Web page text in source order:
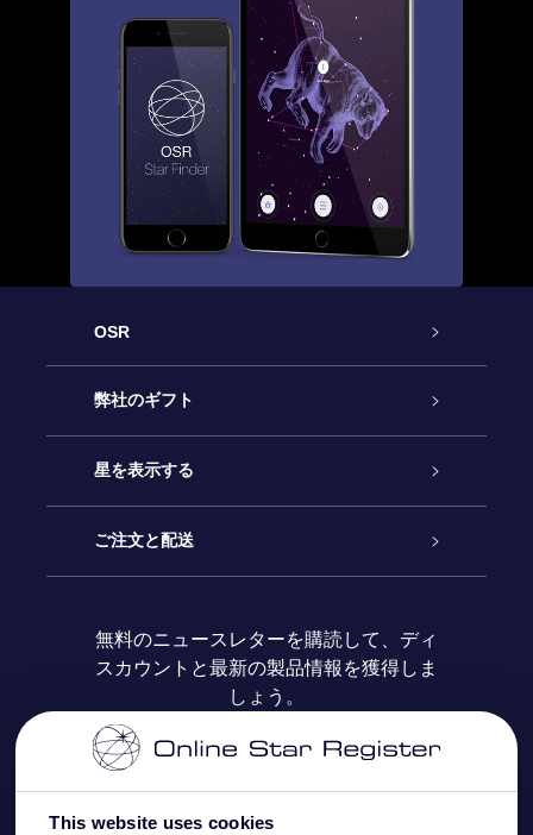
This website uses cookies
OSR
カスタマーサービス
お問い合わせ
ブログ
レビュー
弊社のギフト
Online Starギフト
OSRギフトパック
OSR ギフトカード
法人ギフト
星を表示する
星の登録
カスタマイズされたStar Page
One Million Stars
OSR Starsaver
ご注文と配送
お支払いに関する情報
配送に関する情報
返品ポリシ
無料のニュースレターを購読して、ディ
スカウントと最新の製品情報を獲得しま
しょう。